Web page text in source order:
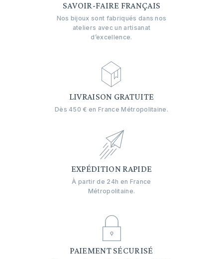
SAVOIR-FAIRE FRANÇAIS
Nos bijoux sont fabriqués dans nos
ateliers avec un artisanat
d’excellence.
LIVRAISON GRATUITE
Dès 450 € en France Métropolitaine.
EXPÉDITION RAPIDE
À partir de 24h en France
Métropolitaine.
PAIEMENT SÉCURISÉ